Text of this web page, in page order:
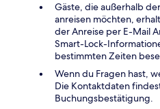
Gäste, die außerhalb
anreisen möchten,
der Anreise per E-Mail
Smart-Lock-
bestimmten Zeiten
Wenn du Fragen hast,
Die Kontaktdaten
Buchungsbestätigung.